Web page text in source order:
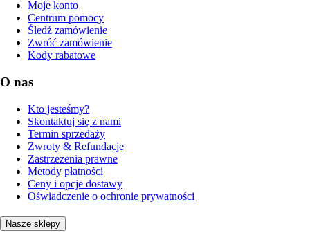
Moje konto
Centrum pomocy
Śledź zamówienie
Zwróć zamówienie
Kody rabatowe
O nas
Kto jesteśmy?
Skontaktuj się z nami
Termin sprzedaży
Zwroty & Refundacje
Zastrzeżenia prawne
Metody płatności
Ceny i opcje dostawy
Oświadczenie o ochronie prywatności
Nasze sklepy